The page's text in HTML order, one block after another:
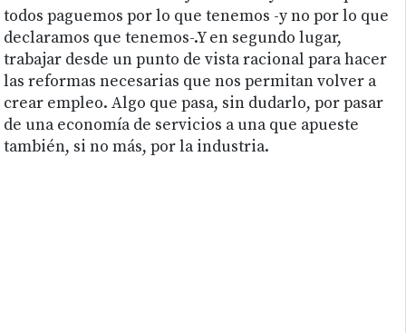
todos paguemos por lo que tenemos -y no por lo que
declaramos que tenemos-.Y en segundo lugar,
trabajar desde un punto de vista racional para hacer
las reformas necesarias que nos permitan volver a
crear empleo. Algo que pasa, sin dudarlo, por pasar
de una economía de servicios a una que apueste
también, si no más, por la industria.